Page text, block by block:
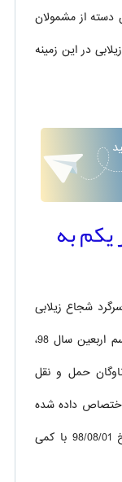
دسته از مشمولان
در این زمینه
یکم به
شجاع زیلابی
گفت: با توجه به حضور پر شور مردم در مراسم اربعین سال 98،
حمل و نقل
اختصاص داده شده
است. به همین جهت اعزام سربازان در تاریخ 98/08/01 با کمی